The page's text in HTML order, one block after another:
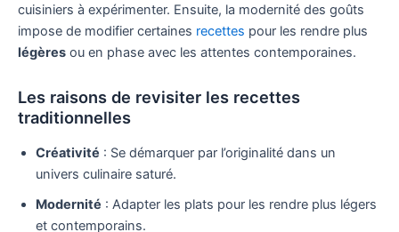
cuisiniers à expérimenter. Ensuite, la modernité des goûts
impose de modifier certaines recettes pour les rendre plus
légères ou en phase avec les attentes contemporaines.
Les raisons de revisiter les recettes
traditionnelles
Créativité : Se démarquer par l’originalité dans un
univers culinaire saturé.
Modernité : Adapter les plats pour les rendre plus légers
et contemporains.